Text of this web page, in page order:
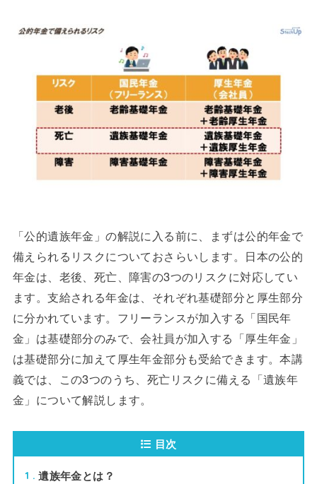
「公的遺族年金」の解説に入る前に、まずは公的年金で
備えられるリスクについておさらいします。日本の公的
年金は、老後、死亡、障害の3つのリスクに対応してい
ます。支給される年金は、それぞれ基礎部分と厚生部分
に分かれています。フリーランスが加入する「国民年
金」は基礎部分のみで、会社員が加入する「厚生年金」
は基礎部分に加えて厚生年金部分も受給できます。本講
義では、この3つのうち、死亡リスクに備える「遺族年
金」について解説します。
目次
1 遺族年金とは？